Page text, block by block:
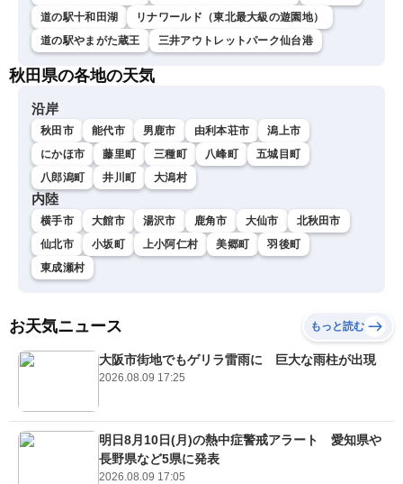
道の駅十和田湖
リナワールド（東北最大級の遊園地）
道の駅やまがた蔵王
三井アウトレットパーク仙台港
秋田県の各地の天気
沿岸
秋田市 能代市 男鹿市 由利本荘市
潟上市
にかほ市
藤里町 三種町 八峰町
五城目町
八郎潟町
井川町 大潟村
内陸
横手市 大館市 湯沢市 鹿角市 大仙市
北秋田市
仙北市
小坂町 上小阿仁村 美郷町
羽後町
東成瀬村
お天気ニュース もっと読む
大阪市街地でもゲリラ雷雨に 巨大な雨柱が出現
2026.08.09 17:25
明日8月10日(月)の熱中症警戒アラート 愛知県や
長野県など5県に発表
2026.08.09 17:05